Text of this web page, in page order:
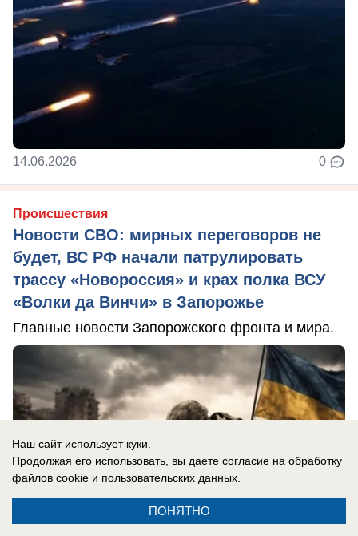
14.06.2026 0
Происшествия
Новости СВО: мирных переговоров не
будет, ВС РФ начали патрулировать
трассу «Новороссия» и крах полка ВСУ
«Волки да Винчи» в Запорожье
Главные новости Запорожского фронта и мира.
Наш сайт использует куки.
Продолжая его использовать, вы даете согласие на обработку
файлов cookie и пользовательских данных.
ПОНЯТНО